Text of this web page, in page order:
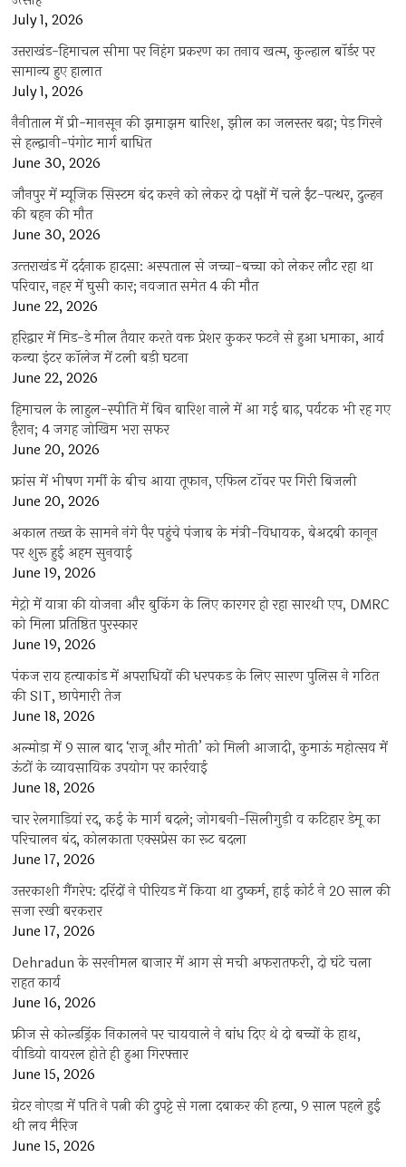
July 1, 2026
उत्तराखंड-हिमाचल सीमा पर निहंग प्रकरण का तनाव खत्म, कुल्हाल बॉर्डर पर
सामान्य हुए हालात
July 1, 2026
नैनीताल में प्री-मानसून की झमाझम बारिश, झील का जलस्तर बढ़ा; पेड़ गिरने
से हल्द्वानी-पंगोट मार्ग बाधित
June 30, 2026
जौनपुर में म्यूजिक सिस्टम बंद करने को लेकर दो पक्षों में चले ईंट-पत्थर, दुल्हन
की बहन की मौत
June 30, 2026
उत्‍तराखंड में दर्दनाक हादसा: अस्पताल से जच्चा-बच्चा को लेकर लौट रहा था
परिवार, नहर में घुसी कार; नवजात समेत 4 की मौत
June 22, 2026
हरिद्वार में मिड-डे मील तैयार करते वक्त प्रेशर कुकर फटने से हुआ धमाका, आर्य
कन्या इंटर कॉलेज में टली बड़ी घटना
June 22, 2026
हिमाचल के लाहुल-स्पीति में बिन बारिश नाले में आ गई बाढ़, पर्यटक भी रह गए
हैरान; 4 जगह जोखिम भरा सफर
June 20, 2026
फ्रांस में भीषण गर्मी के बीच आया तूफान, एफिल टॉवर पर गिरी बिजली
June 20, 2026
अकाल तख्त के सामने नंगे पैर पहुंचे पंजाब के मंत्री-विधायक, बेअदबी कानून
पर शुरू हुई अहम सुनवाई
June 19, 2026
मेट्रो में यात्रा की योजना और बुकिंग के लिए कारगर हो रहा सारथी एप, DMRC
को मिला प्रतिष्ठित पुरस्कार
June 19, 2026
पंकज राय हत्याकांड में अपराधियों की धरपकड़ के लिए सारण पुलिस ने गठित
की SIT, छापेमारी तेज
June 18, 2026
अल्मोड़ा में 9 साल बाद ‘राजू और मोती’ को मिली आजादी, कुमाऊं महोत्सव में
ऊंटों के व्यावसायिक उपयोग पर कार्रवाई
June 18, 2026
चार रेलगाड़ियां रद, कई के मार्ग बदले; जोगबनी-सिलीगुड़ी व कटिहार डेमू का
परिचालन बंद, कोलकाता एक्सप्रेस का रूट बदला
June 17, 2026
उत्तरकाशी गैंगरेप: दरिंदों ने पीरियड में किया था दुष्कर्म, हाई कोर्ट ने 20 साल की
सजा रखी बरकरार
June 17, 2026
Dehradun के सरनीमल बाजार में आग से मची अफरातफरी, दो घंटे चला
राहत कार्य
June 16, 2026
फ्रीज से कोल्डड्रिंक निकालने पर चायवाले ने बांध दिए थे दो बच्चों के हाथ,
वीडियो वायरल होते ही हुआ गिरफ्तार
June 15, 2026
ग्रेटर नोएडा में पति ने पत्नी की दुपट्टे से गला दबाकर की हत्या, 9 साल पहले हुई
थी लव मैरिज
June 15, 2026